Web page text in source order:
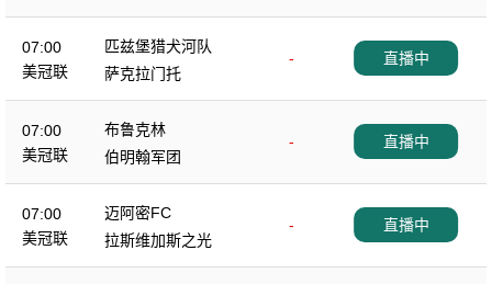
07:00
美冠联
匹兹堡猎犬河队
-
萨克拉门托
直播中
07:00
美冠联
布鲁克林
-
伯明翰军团
直播中
07:00
美冠联
迈阿密FC
-
拉斯维加斯之光
直播中